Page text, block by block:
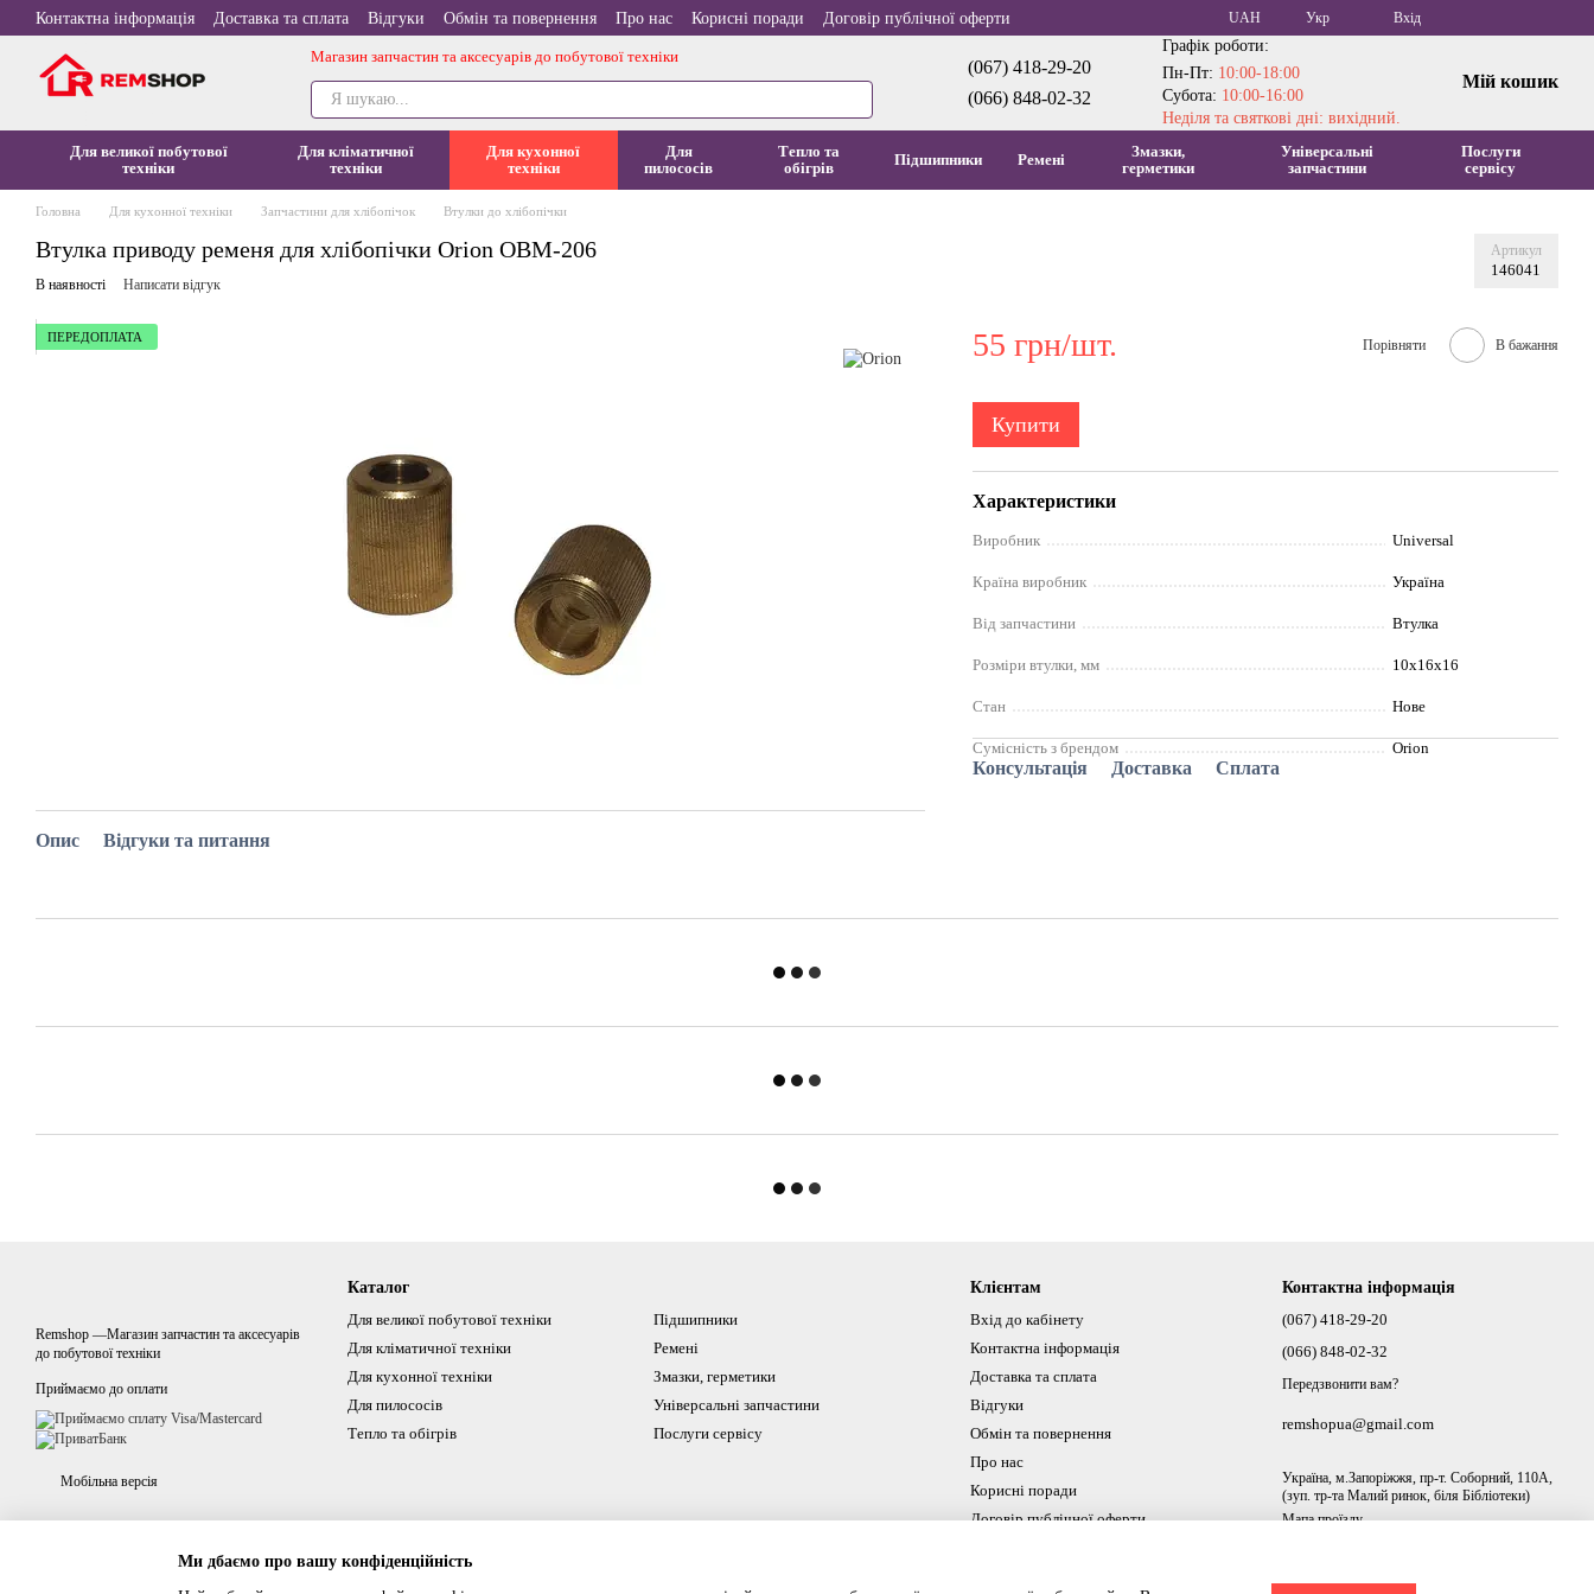
Перейти до основного контенту
Контактна інформація Доставка та сплата Відгуки Обмін та повернення Про нас Корисні поради Договір публічної оферти UAH Укр Вхід
Магазин запчастин та аксесуарів до побутової техніки
(067) 418-29-20
(066) 848-02-32
Графік роботи:
Пн-Пт: 10:00-18:00
Субота: 10:00-16:00
Неділя та святкові дні: вихідний.
Мій кошик
Для великої побутової
техніки
Для кліматичної
техніки
Для кухонної
техніки
Для
пилососів
Тепло та
обігрів
Підшипники Ремені
Змазки,
герметики
Універсальні
запчастини
Послуги
сервісу
Головна Для кухонної техніки Запчастини для хлібопічок Втулки до хлібопічки
Втулка приводу ременя для хлібопічки Orion OBM-206 Артикул
146041
В наявності Написати відгук
ПЕРЕДОПЛАТА
Опис Відгуки та питання
55 грн/шт. Порівняти В бажання
Купити
Характеристики
Виробник Universal
Країна виробник Україна
Від запчастини Втулка
Розміри втулки, мм 10x16x16
Стан Нове
Сумісність з брендом Orion
Консультація Доставка Сплата
Remshop —Магазин запчастин та аксесуарів
до побутової техніки
Приймаємо до оплати
Мобільна версія
Каталог
Для великої побутової техніки
Для кліматичної техніки
Для кухонної техніки
Для пилососів
Тепло та обігрів
Підшипники
Ремені
Змазки, герметики
Універсальні запчастини
Послуги сервісу
Клієнтам
Вхід до кабінету
Контактна інформація
Доставка та сплата
Відгуки
Обмін та повернення
Про нас
Корисні поради
Договір публічної оферти
Контактна інформація
(067) 418-29-20
(066) 848-02-32
Передзвонити вам?
remshopua@gmail.com
Україна, м.Запоріжжя, пр-т. Соборний, 110А,
(зуп. тр-та Малий ринок, біля Бібліотеки)
Мапа проїзду
Ми дбаємо про вашу конфіденційність